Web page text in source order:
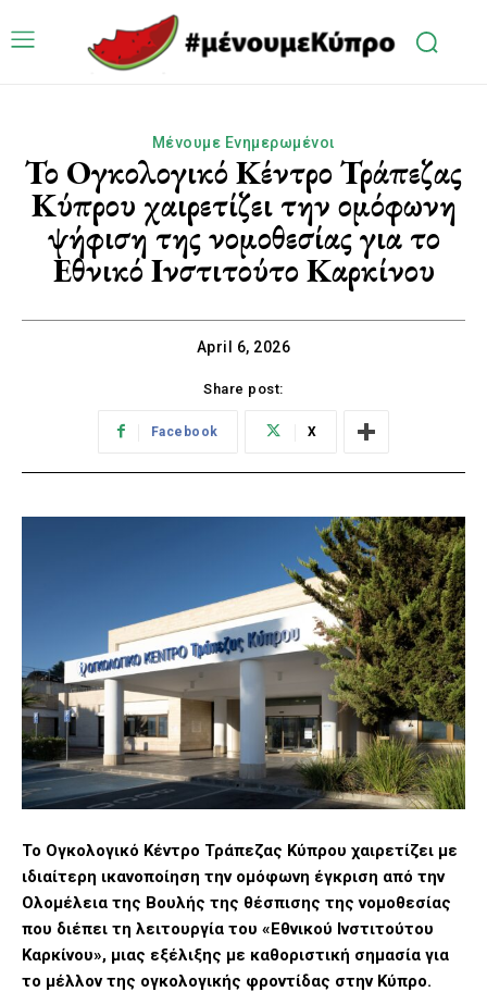
Μένουμε Ενημερωμένοι
Το Ογκολογικό Κέντρο Τράπεζας
Κύπρου χαιρετίζει την ομόφωνη
ψήφιση της νομοθεσίας για το
Εθνικό Ινστιτούτο Καρκίνου
April 6, 2026
Share post:
Facebook X
Το Ογκολογικό Κέντρο Τράπεζας Κύπρου χαιρετίζει με
ιδιαίτερη ικανοποίηση την ομόφωνη έγκριση από την
Ολομέλεια της Βουλής της θέσπισης της νομοθεσίας
που διέπει τη λειτουργία του «Εθνικού Ινστιτούτου
Καρκίνου», μιας εξέλιξης με καθοριστική σημασία για
το μέλλον της ογκολογικής φροντίδας στην Κύπρο.